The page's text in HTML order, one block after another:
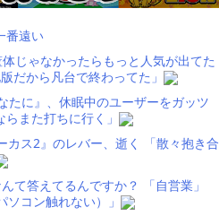
番遠い
じゃなかったらもっと人気が出てた
だから凡台で終わってた」
たに』、休眠中のユーザーをガッツ
また打ちに行く」
カス2』のレバー、逝く 「散々抱き合
て答えてるんですか？ 「自営業」
ソコン触れない）」